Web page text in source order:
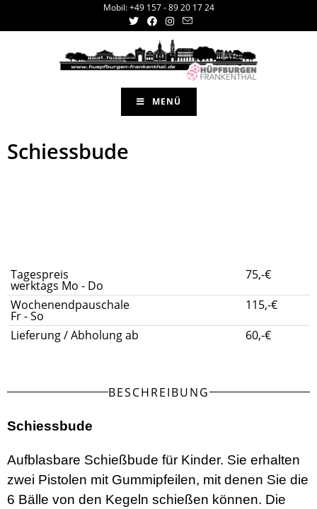
Mobil: +49 157 - 89 20 17 24
MENÜ
Schiessbude
Tagespreis
werktags Mo - Do
75,-€
Wochenendpauschale
Fr - So
115,-€
Lieferung / Abholung ab
60,-€
BESCHREIBUNG
Schiessbude
Aufblasbare Schießbude für Kinder. Sie erhalten
zwei Pistolen mit Gummipfeilen, mit denen Sie die
6 Bälle von den Kegeln schießen können. Die